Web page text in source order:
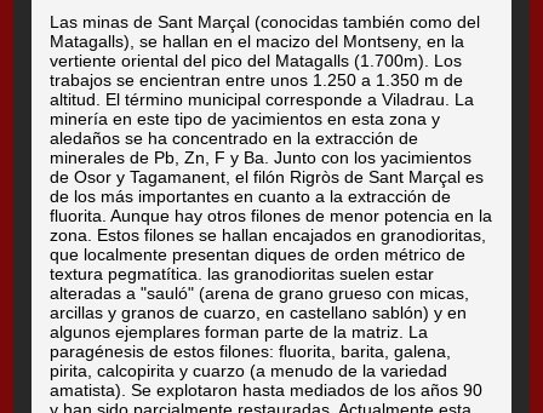
Las minas de Sant Marçal (conocidas también como del
Matagalls), se hallan en el macizo del Montseny, en la
vertiente oriental del pico del Matagalls (1.700m). Los
trabajos se encientran entre unos 1.250 a 1.350 m de
altitud. El término municipal corresponde a Viladrau. La
minería en este tipo de yacimientos en esta zona y
aledaños se ha concentrado en la extracción de
minerales de Pb, Zn, F y Ba. Junto con los yacimientos
de Osor y Tagamanent, el filón Rigròs de Sant Marçal es
de los más importantes en cuanto a la extracción de
fluorita. Aunque hay otros filones de menor potencia en la
zona. Estos filones se hallan encajados en granodioritas,
que localmente presentan diques de orden métrico de
textura pegmatítica. las granodioritas suelen estar
alteradas a "sauló" (arena de grano grueso con micas,
arcillas y granos de cuarzo, en castellano sablón) y en
algunos ejemplares forman parte de la matriz. La
paragénesis de estos filones: fluorita, barita, galena,
pirita, calcopirita y cuarzo (a menudo de la variedad
amatista). Se explotaron hasta mediados de los años 90